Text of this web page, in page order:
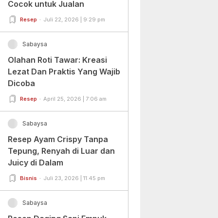
Cocok untuk Jualan
Resep Juli 22, 2026 | 9:29 pm
Sabaysa
Olahan Roti Tawar: Kreasi
Lezat Dan Praktis Yang Wajib
Dicoba
Resep April 25, 2026 | 7:06 am
Sabaysa
Resep Ayam Crispy Tanpa
Tepung, Renyah di Luar dan
Juicy di Dalam
Bisnis Juli 23, 2026 | 11:45 pm
Sabaysa